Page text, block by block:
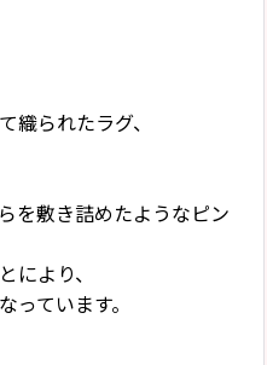
織られたラグ、
を敷き詰めたようなピン
により、
っています。